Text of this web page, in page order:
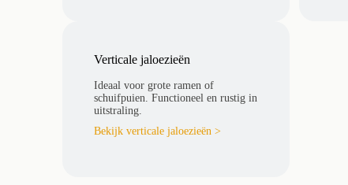
Verticale jaloezieën
Ideaal voor grote ramen of
schuifpuien. Functioneel en rustig in
uitstraling.
Bekijk verticale jaloezieën >